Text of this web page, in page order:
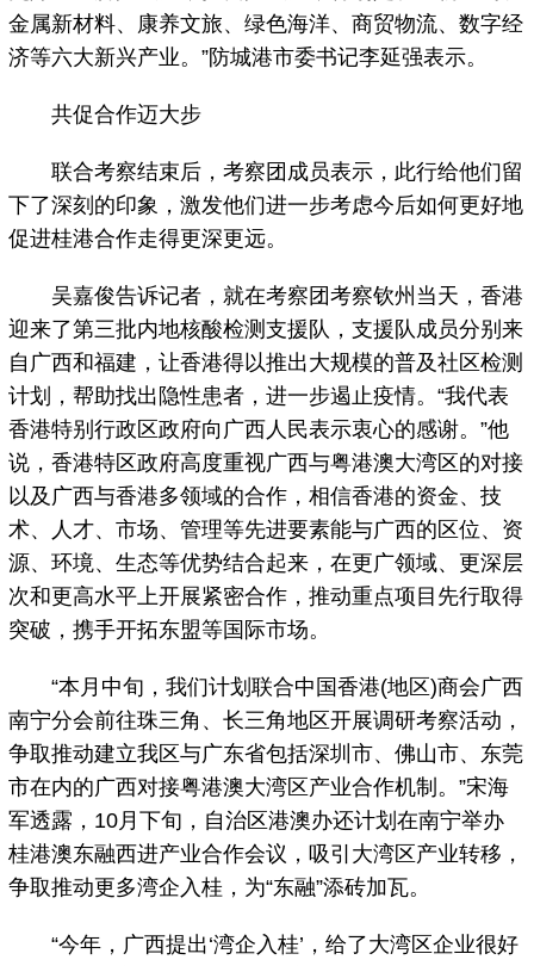
金属新材料、康养文旅、绿色海洋、商贸物流、数字经
济等六大新兴产业。”防城港市委书记李延强表示。
共促合作迈大步
联合考察结束后，考察团成员表示，此行给他们留
下了深刻的印象，激发他们进一步考虑今后如何更好地
促进桂港合作走得更深更远。
吴嘉俊告诉记者，就在考察团考察钦州当天，香港
迎来了第三批内地核酸检测支援队，支援队成员分别来
自广西和福建，让香港得以推出大规模的普及社区检测
计划，帮助找出隐性患者，进一步遏止疫情。“我代表
香港特别行政区政府向广西人民表示衷心的感谢。”他
说，香港特区政府高度重视广西与粤港澳大湾区的对接
以及广西与香港多领域的合作，相信香港的资金、技
术、人才、市场、管理等先进要素能与广西的区位、资
源、环境、生态等优势结合起来，在更广领域、更深层
次和更高水平上开展紧密合作，推动重点项目先行取得
突破，携手开拓东盟等国际市场。
“本月中旬，我们计划联合中国香港(地区)商会广西
南宁分会前往珠三角、长三角地区开展调研考察活动，
争取推动建立我区与广东省包括深圳市、佛山市、东莞
市在内的广西对接粤港澳大湾区产业合作机制。”宋海
军透露，10月下旬，自治区港澳办还计划在南宁举办
桂港澳东融西进产业合作会议，吸引大湾区产业转移，
争取推动更多湾企入桂，为“东融”添砖加瓦。
“今年，广西提出‘湾企入桂’，给了大湾区企业很好